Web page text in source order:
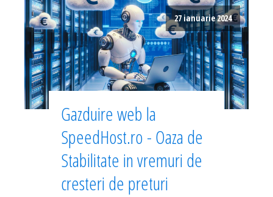
27 ianuarie 2024
Gazduire web la
SpeedHost.ro - Oaza de
Stabilitate in vremuri de
cresteri de preturi